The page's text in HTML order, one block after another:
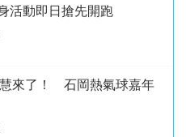
活動即日搶先開跑
來了！ 石岡熱氣球嘉年